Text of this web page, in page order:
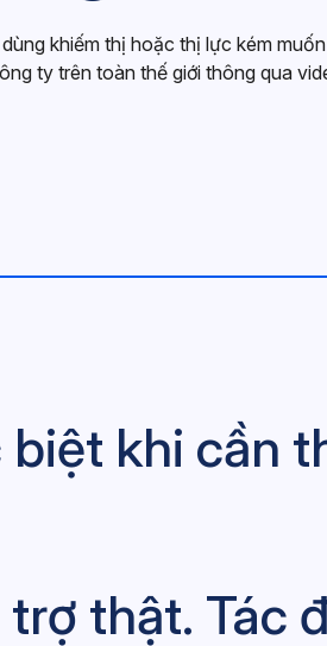
khiếm thị hoặc thị lực kém
ty trên toàn thế giới thông qua
biệt khi cần
thật. Tác